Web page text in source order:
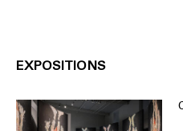
EXPOSITIONS